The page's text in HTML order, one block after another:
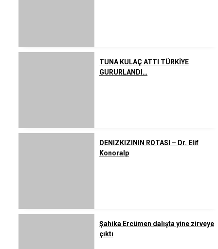
TUNA KULAÇ ATTI TÜRKİYE
GURURLANDI…
DENIZKIZININ ROTASI – Dr. Elif
Konoralp
Şahika Ercümen dalışta yine zirveye
çıktı